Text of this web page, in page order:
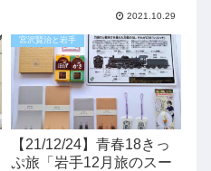
2021.10.29
宮沢賢治と岩手
【21/12/24】青春18きっ
ぷ旅「岩手12月旅のスー